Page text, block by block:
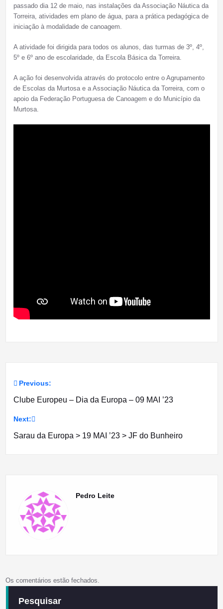
passado dia 12 de maio, nas instalações da Associação Náutica da
Torreira, atividades em plano de água, para a prática pedagógica de
iniciação à modalidade de canoagem.
A atividade foi dirigida para todos os alunos, das turmas de 3º, 4º,
5º e 6º ano de escolaridade, da Escola Básica da Torreira.
A ação foi desenvolvida através do protocolo entre o Agrupamento
de Escolas da Murtosa e a Associação Náutica da Torreira, com o
apoio da Federação Portuguesa de Canoagem e do Município da
Murtosa.
Navegação
artigos
Previous:
Clube Europeu – Dia da Europa – 09 MAI ’23
Next:
Sarau da Europa > 19 MAI ’23 > JF do Bunheiro
Pedro Leite
Os comentários estão fechados.
Pesquisar